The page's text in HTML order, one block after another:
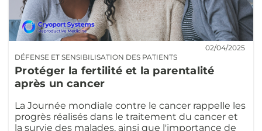
DÉFENSE ET SENSIBILISATION DES PATIENTS
02/04/2025
Protéger la fertilité et la parentalité
après un cancer
La Journée mondiale contre le cancer rappelle les
progrès réalisés dans le traitement du cancer et
la survie des malades, ainsi que l'importance de